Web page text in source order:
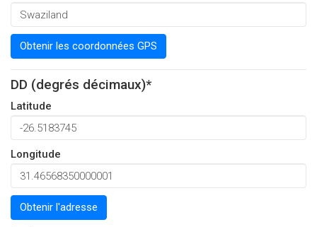
Obtenir les coordonnées GPS
DD (degrés décimaux)*
Latitude
Longitude
Obtenir l'adresse